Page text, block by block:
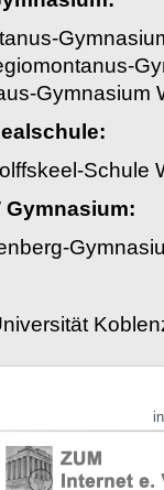
Gymnasium
Schule
Gymnasium: